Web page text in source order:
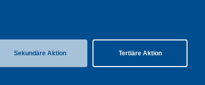
Sekundäre Aktion Tertiäre Aktion